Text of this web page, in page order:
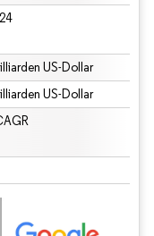
US-Dollar
US-Dollar
erfordert Namensnennung